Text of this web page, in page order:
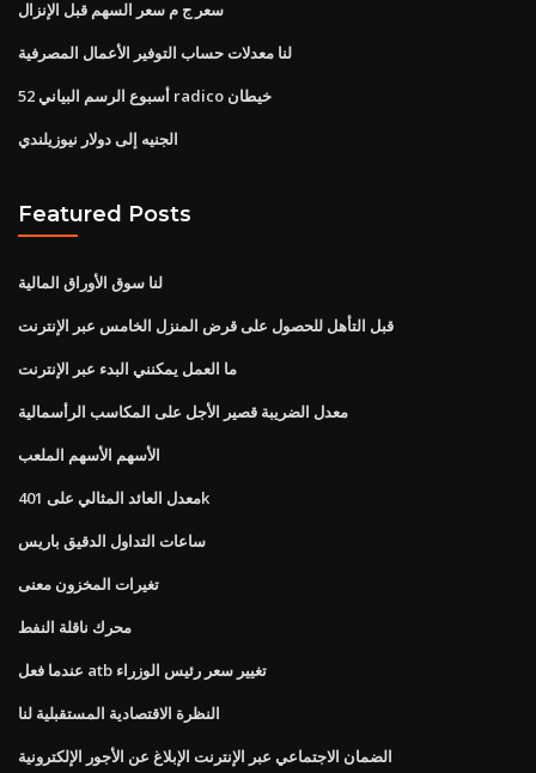
سعر ج م سعر السهم قبل الإنزال
لنا معدلات حساب التوفير الأعمال المصرفية
52 أسبوع الرسم البياني radico خيطان
الجنيه إلى دولار نيوزيلندي
Featured Posts
لنا سوق الأوراق المالية
قبل التأهل للحصول على قرض المنزل الخامس عبر الإنترنت
ما العمل يمكنني البدء عبر الإنترنت
معدل الضريبة قصير الأجل على المكاسب الرأسمالية
الأسهم الأسهم الملعب
معدل العائد المثالي على 401k
ساعات التداول الدقيق باريس
تغيرات المخزون معنى
محرك ناقلة النفط
عندما فعل atb تغيير سعر رئيس الوزراء
النظرة الاقتصادية المستقبلية لنا
الضمان الاجتماعي عبر الإنترنت الإبلاغ عن الأجور الإلكترونية